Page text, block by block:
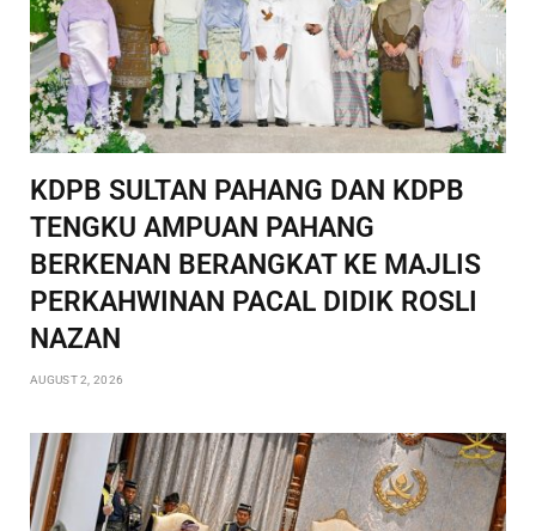
KDPB SULTAN PAHANG DAN KDPB
TENGKU AMPUAN PAHANG
BERKENAN BERANGKAT KE MAJLIS
PERKAHWINAN PACAL DIDIK ROSLI
NAZAN
AUGUST 2, 2026